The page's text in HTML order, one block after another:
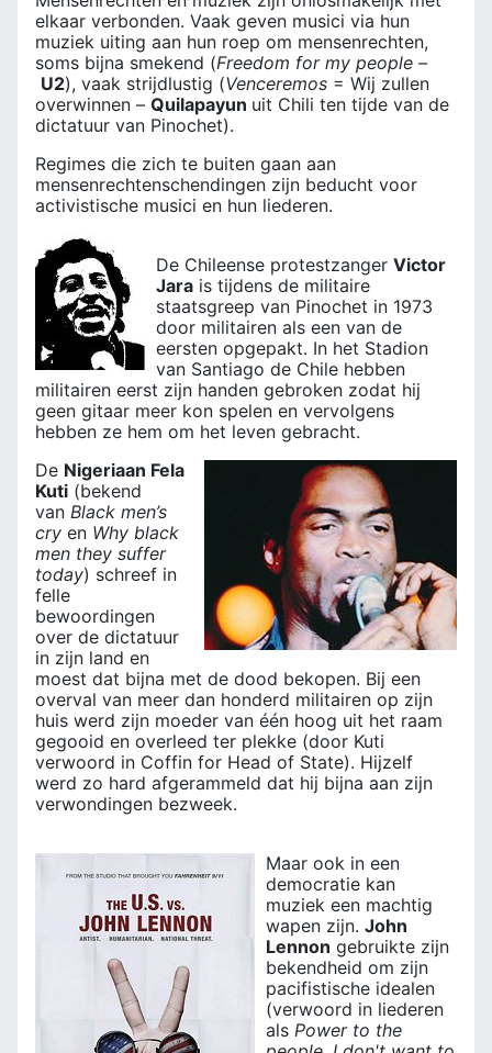
elkaar verbonden. Vaak geven musici via hun
muziek uiting aan hun roep om mensenrechten,
soms bijna smekend (Freedom for my people –
U2), vaak strijdlustig (Venceremos = Wij zullen
overwinnen – Quilapayun uit Chili ten tijde van de
dictatuur van Pinochet).
Regimes die zich te buiten gaan aan
mensenrechtenschendingen zijn beducht voor
activistische musici en hun liederen.
De Chileense protestzanger Victor
Jara is tijdens de militaire
staatsgreep van Pinochet in 1973
door militairen als een van de
eersten opgepakt. In het Stadion
van Santiago de Chile hebben
militairen eerst zijn handen gebroken zodat hij
geen gitaar meer kon spelen en vervolgens
hebben ze hem om het leven gebracht.
De Nigeriaan Fela
Kuti (bekend
van Black men’s
cry en Why black
men they suffer
today) schreef in
felle
bewoordingen
over de dictatuur
in zijn land en
moest dat bijna met de dood bekopen. Bij een
overval van meer dan honderd militairen op zijn
huis werd zijn moeder van één hoog uit het raam
gegooid en overleed ter plekke (door Kuti
verwoord in Coffin for Head of State). Hijzelf
werd zo hard afgerammeld dat hij bijna aan zijn
verwondingen bezweek.
Maar ook in een
democratie kan
muziek een machtig
wapen zijn. John
Lennon gebruikte zijn
bekendheid om zijn
pacifistische idealen
(verwoord in liederen
als Power to the